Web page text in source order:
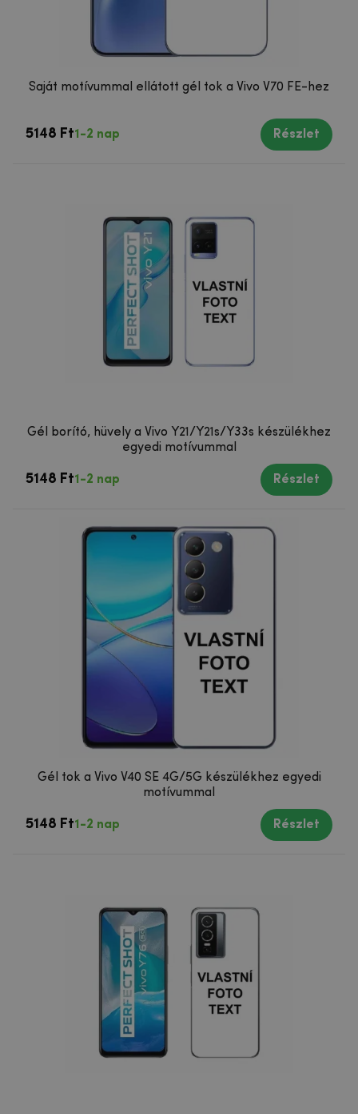
Saját motívummal ellátott gél tok a Vivo V70 FE-hez
5148 Ft1-2 nap Részlet
Gél borító, hüvely a Vivo Y21/Y21s/Y33s készülékhez
egyedi motívummal
5148 Ft1-2 nap Részlet
Gél tok a Vivo V40 SE 4G/5G készülékhez egyedi
motívummal
5148 Ft1-2 nap Részlet